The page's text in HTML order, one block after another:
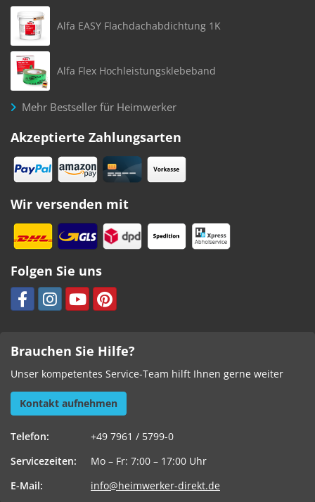
Alfa EASY Flachdachabdichtung 1K
Alfa Flex Hochleistungsklebeband
Mehr Bestseller für Heimwerker
Akzeptierte Zahlungsarten
Wir versenden mit
Folgen Sie uns
Brauchen Sie Hilfe?
Unser kompetentes Service-Team hilft Ihnen gerne weiter
Kontakt aufnehmen
Telefon:
+49 7961 / 5799-0
Servicezeiten:
Mo – Fr: 7:00 – 17:00 Uhr
E-Mail:
info@heimwerker-direkt.de